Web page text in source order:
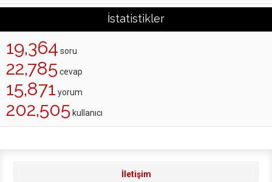
İstatistikler
19,364 soru
22,785 cevap
15,871 yorum
202,505 kullanıcı
İletişim